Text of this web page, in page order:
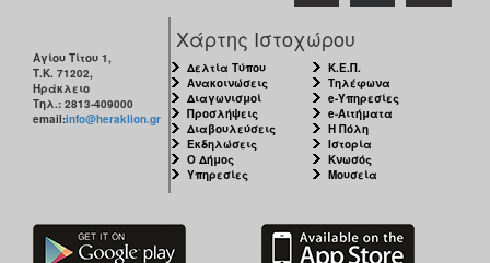
Αγίου Τίτου 1,
Τ.Κ. 71202,
Ηράκλειο
Τηλ.: 2813-409000
email:info@heraklion.gr
Χάρτης Ιστοχώρου
Δελτία Τύπου
Ανακοινώσεις
Διαγωνισμοί
Προσλήψεις
Διαβουλεύσεις
Εκδηλώσεις
Ο Δήμος
Υπηρεσίες
Κ.Ε.Π.
Τηλέφωνα
e-Υπηρεσίες
e-Αιτήματα
Η Πόλη
Ιστορία
Κνωσός
Μουσεία